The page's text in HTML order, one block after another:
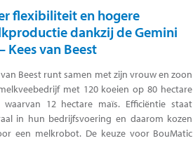
flexibiliteit en hogere
dankzij de Gemini
Kees van Beest
van Beest runt samen met zijn vrouw en zoon
met 120 koeien op 80 hectare
waarvan 12 hectare maïs. Efficiëntie staat
in hun bedrijfsvoering en daarom kozen
een melkrobot. De keuze voor BouMatic